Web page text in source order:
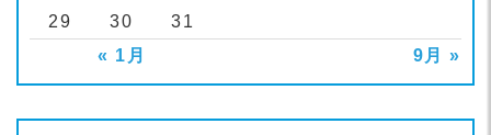
« 1月 9月 »
29
30 31